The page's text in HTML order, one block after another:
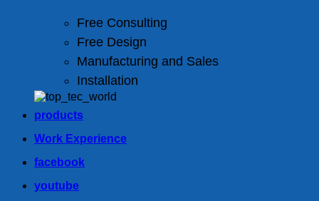
Free Consulting
Free Design
Manufacturing and Sales
Installation
products
Work Experience
facebook
youtube